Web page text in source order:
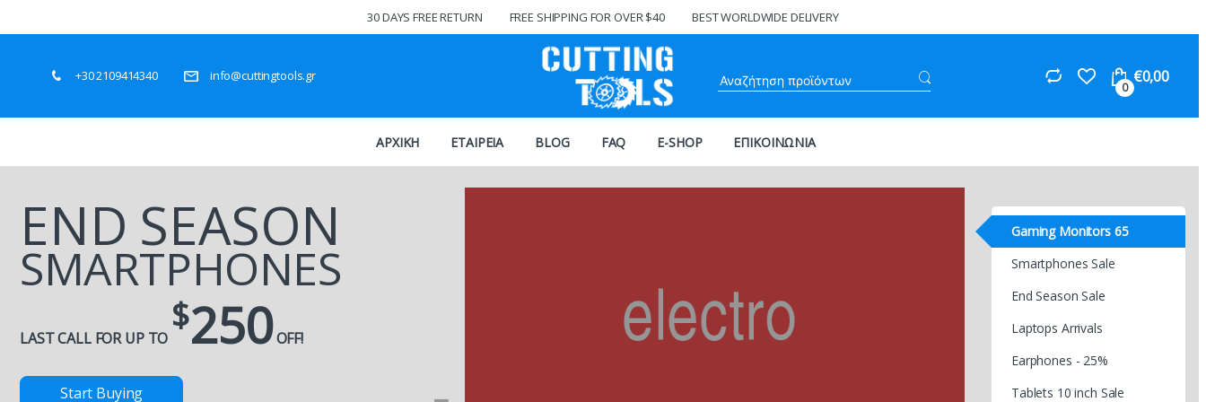
30 DAYS FREE RETURN FREE SHIPPING FOR OVER $40 BEST WORLDWIDE DELIVERY
+30 2109414340 info@cuttingtools.gr
Search
for:
0
€0,00
ΑΡΧΙΚΗ ΕΤΑΙΡΕΙΑ BLOG FAQ E-SHOP ΕΠΙΚΟΙΝΩΝΙΑ
END SEASON
SMARTPHONES
LAST CALL FOR UP TO
$250OFF!
Start Buying
Gaming Monitors 65
Smartphones Sale
End Season Sale
Laptops Arrivals
Earphones - 25%
Tablets 10 inch Sale